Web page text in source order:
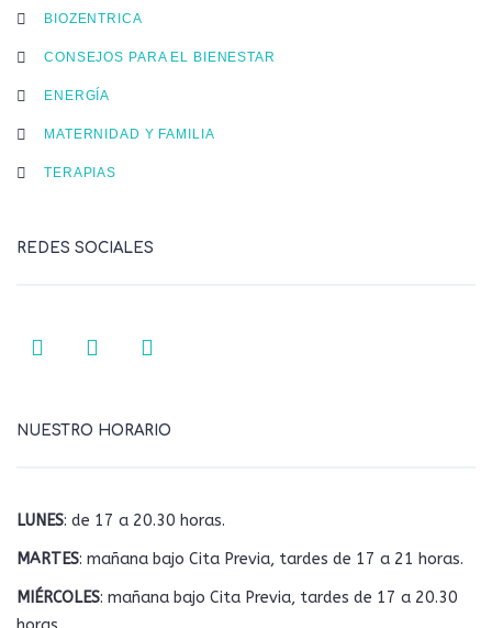
BIOZENTRICA
CONSEJOS PARA EL BIENESTAR
ENERGÍA
MATERNIDAD Y FAMILIA
TERAPIAS
REDES SOCIALES
NUESTRO HORARIO
LUNES: de 17 a 20.30 horas.
MARTES: mañana bajo Cita Previa, tardes de 17 a 21 horas.
MIÉRCOLES: mañana bajo Cita Previa, tardes de 17 a 20.30